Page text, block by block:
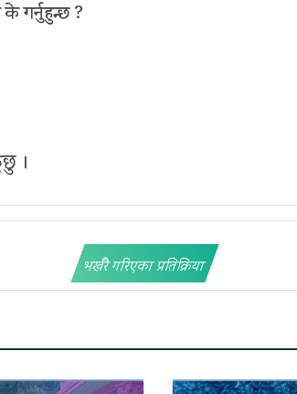
गर्नुहुन्छ ?
।
भर्खरै गरिएका प्रतिक्रिया